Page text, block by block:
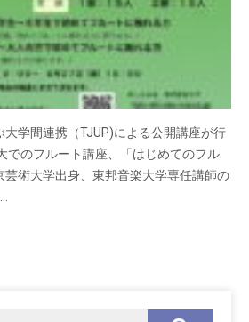
学間連携（TJUP)による公開講座が行
でのフルート講座、「はじめてのフル
芸術大学出身、東邦音楽大学専任講師の